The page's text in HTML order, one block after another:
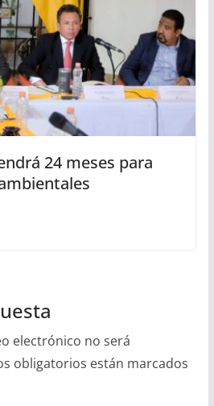
24 meses para
electrónico no será
obligatorios están marcados